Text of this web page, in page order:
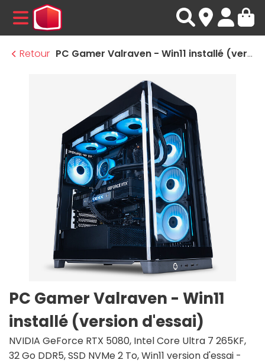
MENU
Retour
PC Gamer Valraven - Win11 installé (version d'essai)
PC Gamer Valraven - Win11
installé (version d'essai)
NVIDIA GeForce RTX 5080, Intel Core Ultra 7 265KF,
32 Go DDR5, SSD NVMe 2 To, Win11 version d'essai -